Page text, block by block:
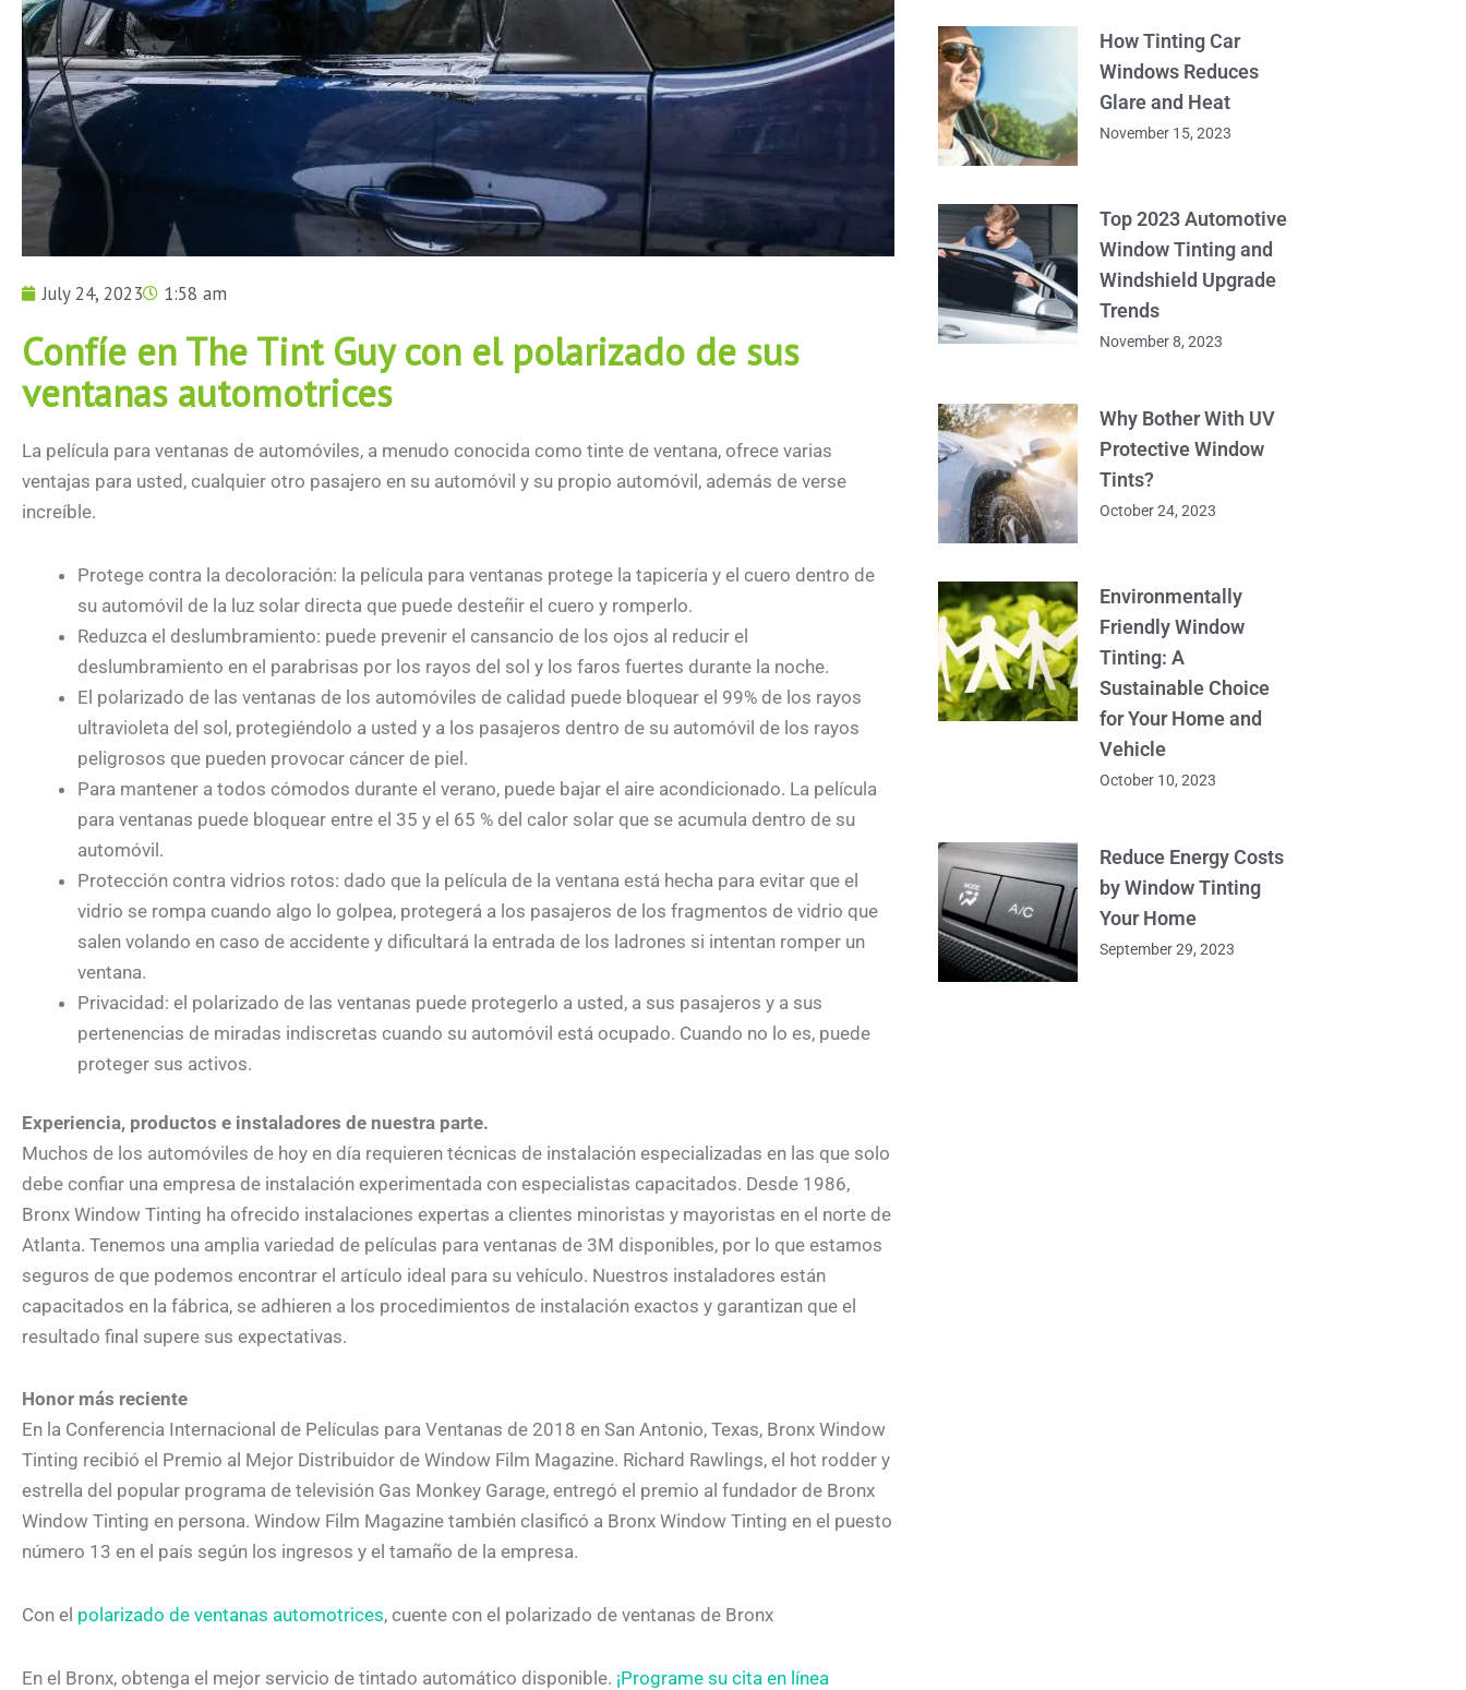
July 24, 2023 1:58 am
Confíe en The Tint Guy con el polarizado de sus
ventanas automotrices
La película para ventanas de automóviles, a menudo conocida como tinte de ventana, ofrece varias
ventajas para usted, cualquier otro pasajero en su automóvil y su propio automóvil, además de verse
increíble.
Protege contra la decoloración: la película para ventanas protege la tapicería y el cuero dentro de
su automóvil de la luz solar directa que puede desteñir el cuero y romperlo.
Reduzca el deslumbramiento: puede prevenir el cansancio de los ojos al reducir el
deslumbramiento en el parabrisas por los rayos del sol y los faros fuertes durante la noche.
El polarizado de las ventanas de los automóviles de calidad puede bloquear el 99% de los rayos
ultravioleta del sol, protegiéndolo a usted y a los pasajeros dentro de su automóvil de los rayos
peligrosos que pueden provocar cáncer de piel.
Para mantener a todos cómodos durante el verano, puede bajar el aire acondicionado. La película
para ventanas puede bloquear entre el 35 y el 65 % del calor solar que se acumula dentro de su
automóvil.
Protección contra vidrios rotos: dado que la película de la ventana está hecha para evitar que el
vidrio se rompa cuando algo lo golpea, protegerá a los pasajeros de los fragmentos de vidrio que
salen volando en caso de accidente y dificultará la entrada de los ladrones si intentan romper un
ventana.
Privacidad: el polarizado de las ventanas puede protegerlo a usted, a sus pasajeros y a sus
pertenencias de miradas indiscretas cuando su automóvil está ocupado. Cuando no lo es, puede
proteger sus activos.
Experiencia, productos e instaladores de nuestra parte.
Muchos de los automóviles de hoy en día requieren técnicas de instalación especializadas en las que solo
debe confiar una empresa de instalación experimentada con especialistas capacitados. Desde 1986,
Bronx Window Tinting ha ofrecido instalaciones expertas a clientes minoristas y mayoristas en el norte de
Atlanta. Tenemos una amplia variedad de películas para ventanas de 3M disponibles, por lo que estamos
seguros de que podemos encontrar el artículo ideal para su vehículo. Nuestros instaladores están
capacitados en la fábrica, se adhieren a los procedimientos de instalación exactos y garantizan que el
resultado final supere sus expectativas.
Honor más reciente
En la Conferencia Internacional de Películas para Ventanas de 2018 en San Antonio, Texas, Bronx Window
Tinting recibió el Premio al Mejor Distribuidor de Window Film Magazine. Richard Rawlings, el hot rodder y
estrella del popular programa de televisión Gas Monkey Garage, entregó el premio al fundador de Bronx
Window Tinting en persona. Window Film Magazine también clasificó a Bronx Window Tinting en el puesto
número 13 en el país según los ingresos y el tamaño de la empresa.
Con el polarizado de ventanas automotrices, cuente con el polarizado de ventanas de Bronx
En el Bronx, obtenga el mejor servicio de tintado automático disponible. ¡Programe su cita en línea
How Tinting Car
Windows Reduces
Glare and Heat
November 15, 2023
Top 2023 Automotive
Window Tinting and
Windshield Upgrade
Trends
November 8, 2023
Why Bother With UV
Protective Window
Tints?
October 24, 2023
Environmentally
Friendly Window
Tinting: A
Sustainable Choice
for Your Home and
Vehicle
October 10, 2023
Reduce Energy Costs
by Window Tinting
Your Home
September 29, 2023